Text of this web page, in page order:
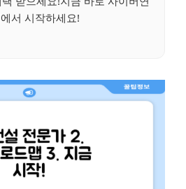
서 시작하세요!